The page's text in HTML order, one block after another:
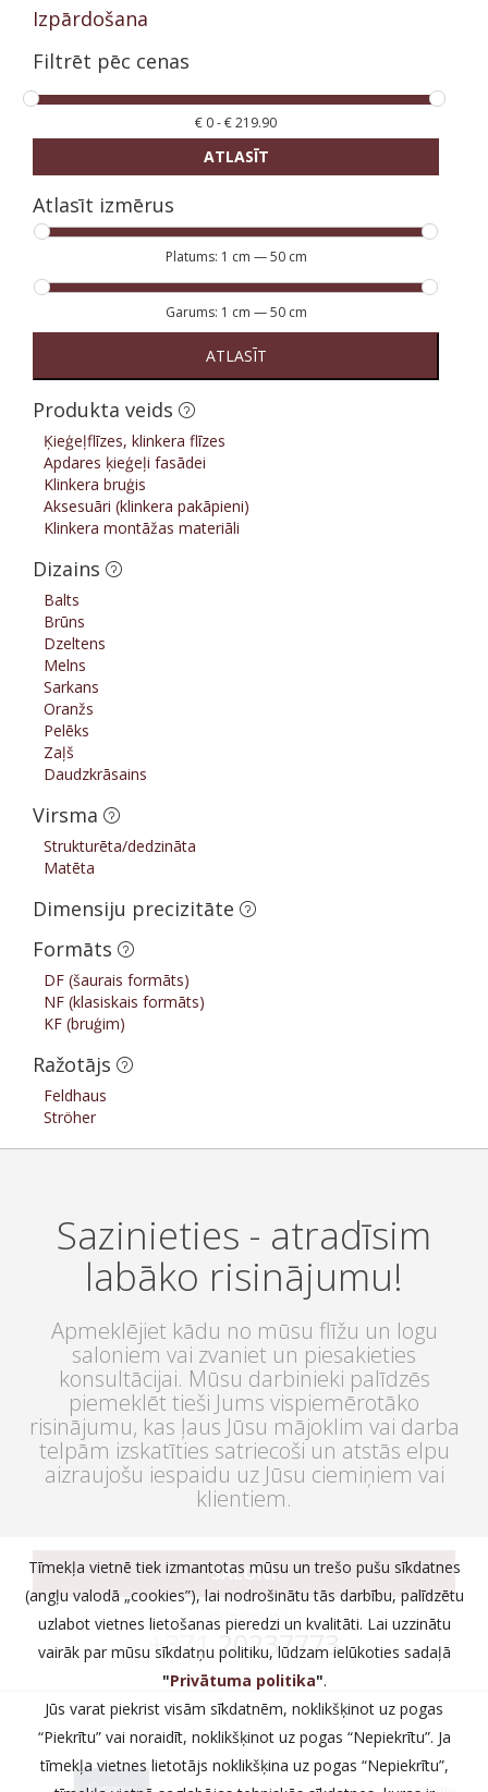
Izpārdošana
Filtrēt pēc cenas
€ 0-€219.90
ATLASĪT
Atlasīt izmērus
Platums: 1 cm —50 cm
Garums: 1 cm —50 cm
ATLASĪT
Produkta veids
Ķieģeļflīzes, klinkera flīzes
Apdares ķieģeļi fasādei
Klinkera bruģis
Aksesuāri (klinkera pakāpieni)
Klinkera montāžas materiāli
Dizains
Balts
Brūns
Dzeltens
Melns
Sarkans
Oranžs
Pelēks
Zaļš
Daudzkrāsains
Virsma
Strukturēta/dedzināta
Matēta
Dimensiju precizitāte
Formāts
DF (šaurais formāts)
NF (klasiskais formāts)
KF (bruģim)
Ražotājs
Feldhaus
Ströher
Sazinieties - atradīsim
labāko risinājumu!
Apmeklējiet kādu no mūsu flīžu un logu
saloniem vai zvaniet un piesakieties
konsultācijai. Mūsu darbinieki palīdzēs
piemeklēt tieši Jums vispiemērotāko
risinājumu, kas ļaus Jūsu mājoklim vai darba
telpām izskatīties satriecoši un atstās elpu
aizraujošu iespaidu uz Jūsu ciemiņiem vai
klientiem.
SALONI
vai zvaniet:
+37120237773
Tīmekļa vietnē tiek izmantotas mūsu un trešo pušu sīkdatnes
(angļu valodā „cookies”), lai nodrošinātu tās darbību, palīdzētu
uzlabot vietnes lietošanas pieredzi un kvalitāti. Lai uzzinātu
vairāk par mūsu sīkdatņu politiku, lūdzam ielūkoties sadaļā
"Privātuma politika".
Jūs varat piekrist visām sīkdatnēm, noklikšķinot uz pogas
“Piekrītu” vai noraidīt, noklikšķinot uz pogas “Nepiekrītu”. Ja
tīmekļa vietnes lietotājs noklikšķina uz pogas “Nepiekrītu”,